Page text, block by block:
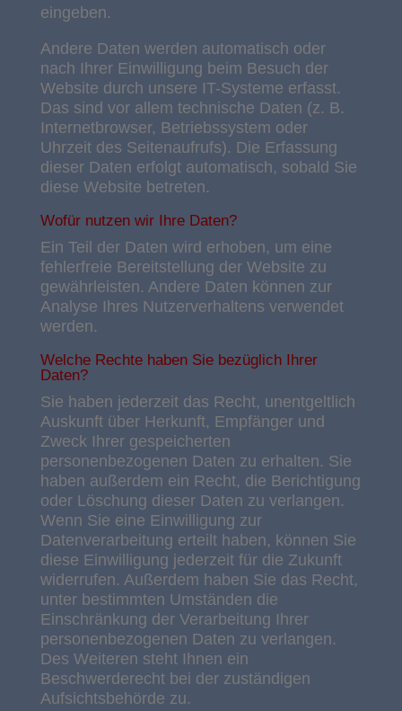
eingeben.
Andere Daten werden automatisch oder
nach Ihrer Einwilligung beim Besuch der
Website durch unsere IT-Systeme erfasst.
Das sind vor allem technische Daten (z. B.
Internetbrowser, Betriebssystem oder
Uhrzeit des Seitenaufrufs). Die Erfassung
dieser Daten erfolgt automatisch, sobald Sie
diese Website betreten.
Wofür nutzen wir Ihre Daten?
Ein Teil der Daten wird erhoben, um eine
fehlerfreie Bereitstellung der Website zu
gewährleisten. Andere Daten können zur
Analyse Ihres Nutzerverhaltens verwendet
werden.
Welche Rechte haben Sie bezüglich Ihrer
Daten?
Sie haben jederzeit das Recht, unentgeltlich
Auskunft über Herkunft, Empfänger und
Zweck Ihrer gespeicherten
personenbezogenen Daten zu erhalten. Sie
haben außerdem ein Recht, die Berichtigung
oder Löschung dieser Daten zu verlangen.
Wenn Sie eine Einwilligung zur
Datenverarbeitung erteilt haben, können Sie
diese Einwilligung jederzeit für die Zukunft
widerrufen. Außerdem haben Sie das Recht,
unter bestimmten Umständen die
Einschränkung der Verarbeitung Ihrer
personenbezogenen Daten zu verlangen.
Des Weiteren steht Ihnen ein
Beschwerderecht bei der zuständigen
Aufsichtsbehörde zu.